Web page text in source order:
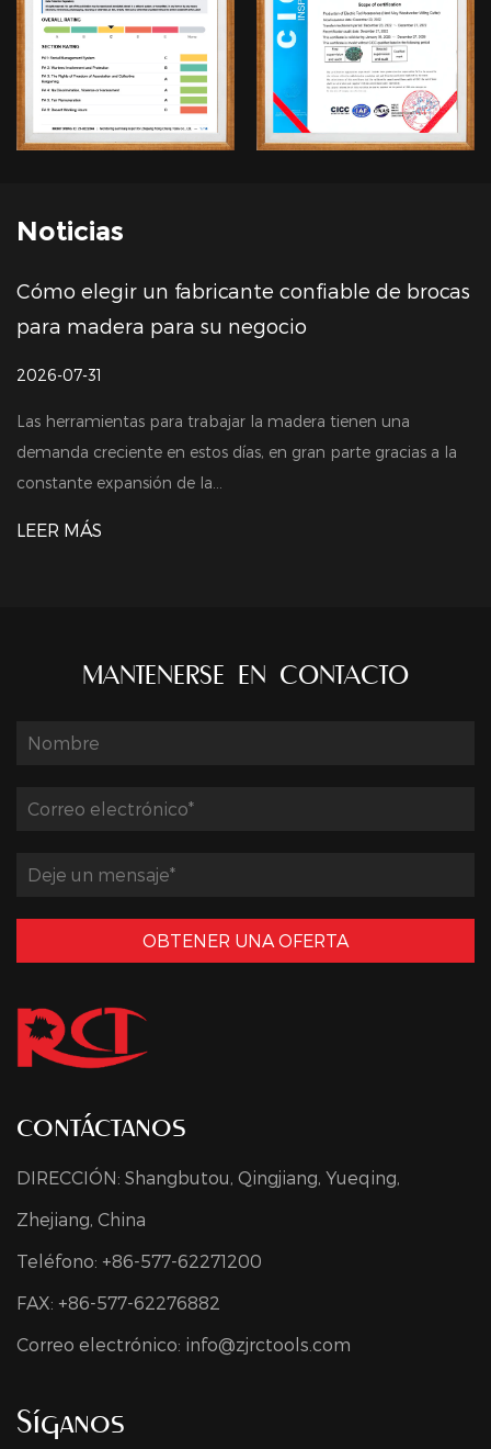
Noticias
confiable de brocas
su negocio
trabajar la madera tienen una
estos días, en gran parte gracias a la
de la...
Comparación
Para los
su primera
MANTENERSE EN CONTACTO
OBTENER UNA OFERTA
contáctanos
DIRECCIÓN: Shangbutou, Qingjiang, Yueqing,
Zhejiang, China
Teléfono: +86-577-62271200
FAX: +86-577-62276882
Correo electrónico: info@zjrctools.com
Síganos